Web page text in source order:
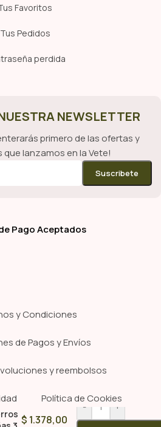
Favoritos
Tus Pedidos
perdida
NEWSLETTER
primero de las ofertas y
lanzamos en la Vete!
Pago Aceptados
y Condiciones
de Pagos y Envíos
y reembolsos
Política de Cookies
$ 1.378,00
- +